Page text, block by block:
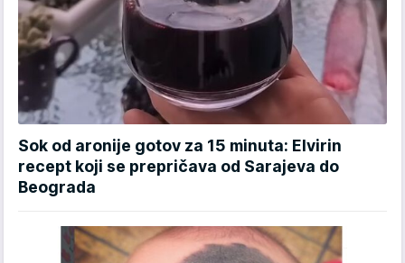
Sok od aronije gotov za 15 minuta: Elvirin
recept koji se prepričava od Sarajeva do
Beograda